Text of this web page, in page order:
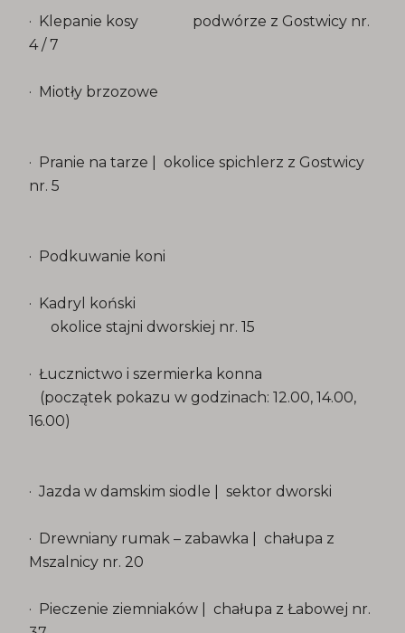
· Klepanie kosy podwórze z Gostwicy nr.
4 / 7
· Miotły brzozowe
· Pranie na tarze | okolice spichlerz z Gostwicy
nr. 5
· Podkuwanie koni
· Kadryl koński
okolice stajni dworskiej nr. 15
· Łucznictwo i szermierka konna
(początek pokazu w godzinach: 12.00, 14.00,
16.00)
· Jazda w damskim siodle | sektor dworski
· Drewniany rumak – zabawka | chałupa z
Mszalnicy nr. 20
· Pieczenie ziemniaków | chałupa z Łabowej nr.